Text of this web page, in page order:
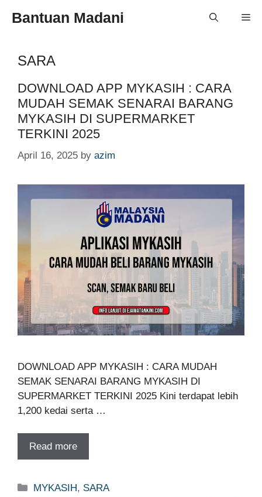
Bantuan Madani
SARA
DOWNLOAD APP MYKASIH : CARA
MUDAH SEMAK SENARAI BARANG
MYKASIH DI SUPERMARKET
TERKINI 2025
April 16, 2025 by azim
DOWNLOAD APP MYKASIH : CARA MUDAH
SEMAK SENARAI BARANG MYKASIH DI
SUPERMARKET TERKINI 2025 Kini terdapat lebih
1,200 kedai serta …
Read more
Categories
MYKASIH, SARA